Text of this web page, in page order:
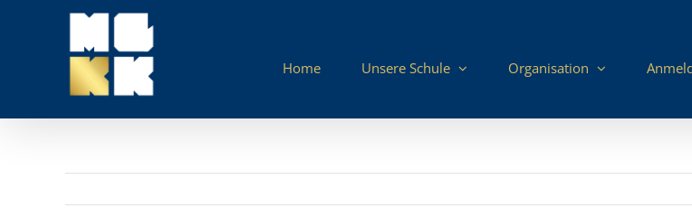
Home Unsere Schule Organisation